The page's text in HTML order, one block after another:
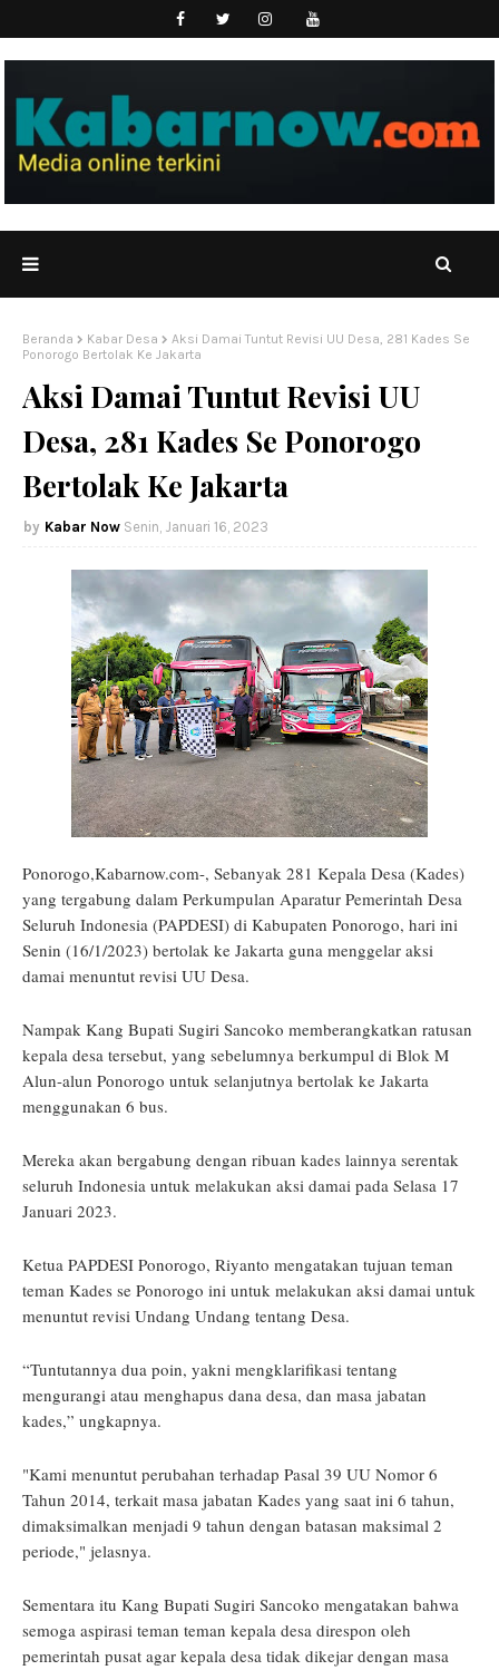
Beranda Kabar Desa
Aksi Damai Tuntut Revisi UU Desa, 281 Kades Se
Ponorogo Bertolak Ke Jakarta
Aksi Damai Tuntut Revisi UU
Desa, 281 Kades Se Ponorogo
Bertolak Ke Jakarta
Kabar Now Senin, Januari 16, 2023
Ponorogo,Kabarnow.com-, Sebanyak 281 Kepala Desa (Kades)
yang tergabung dalam Perkumpulan Aparatur Pemerintah Desa
Seluruh Indonesia (PAPDESI) di Kabupaten Ponorogo, hari ini
Senin (16/1/2023) bertolak ke Jakarta guna menggelar aksi
damai menuntut revisi UU Desa.
Nampak Kang Bupati Sugiri Sancoko memberangkatkan ratusan
kepala desa tersebut, yang sebelumnya berkumpul di Blok M
Alun-alun Ponorogo untuk selanjutnya bertolak ke Jakarta
menggunakan 6 bus.
Mereka akan bergabung dengan ribuan kades lainnya serentak
seluruh Indonesia untuk melakukan aksi damai pada Selasa 17
Januari 2023.
Ketua PAPDESI Ponorogo, Riyanto mengatakan tujuan teman
teman Kades se Ponorogo ini untuk melakukan aksi damai untuk
menuntut revisi Undang Undang tentang Desa.
“Tuntutannya dua poin, yakni mengklarifikasi tentang
mengurangi atau menghapus dana desa, dan masa jabatan
kades,” ungkapnya.
"Kami menuntut perubahan terhadap Pasal 39 UU Nomor 6
Tahun 2014, terkait masa jabatan Kades yang saat ini 6 tahun,
dimaksimalkan menjadi 9 tahun dengan batasan maksimal 2
periode," jelasnya.
Sementara itu Kang Bupati Sugiri Sancoko mengatakan bahwa
semoga aspirasi teman teman kepala desa direspon oleh
pemerintah pusat agar kepala desa tidak dikejar dengan masa